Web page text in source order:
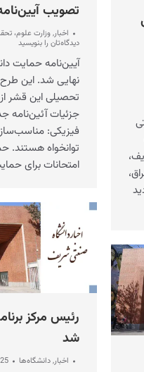
تصویب
اخبار,وزارت علوم،
دیدگاه‌تان را بنویسید
آیین‌نامه حمایت
نهایی شد. این طرح
تحصیلی این قشر
فیزیکی:
توانخواه هستند.
امتحانات برای
رئیس مرکز
شد
اخبار,دانشگاه‌ها 25 ژوئن 2025